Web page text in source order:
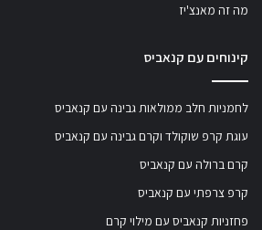
מה זה מאנצ'יז
קינוחים עם קנאביס
לחמניות חלב ממולאות גבינה עם קנאביס
עוגת קרפ שוקולד וקרם גבינה עם קנאביס
קרם ברולה עם קנאביס
קרפ צרפתי עם קנאביס
פחזניות קנאביס עם מילוי קרם